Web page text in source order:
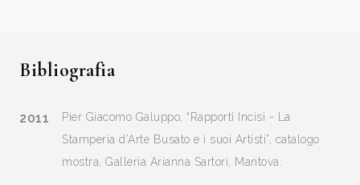
Bibliografia
2011
Pier Giacomo Galuppo, “Rapporti Incisi - La
Stamperia d’Arte Busato e i suoi Artisti”, catalogo
mostra, Galleria Arianna Sartori, Mantova.